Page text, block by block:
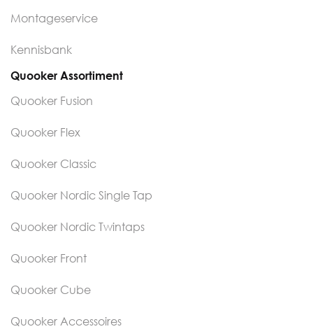
Montageservice
Kennisbank
Quooker Assortiment
Quooker Fusion
Quooker Flex
Quooker Classic
Quooker Nordic Single Tap
Quooker Nordic Twintaps
Quooker Front
Quooker Cube
Quooker Accessoires